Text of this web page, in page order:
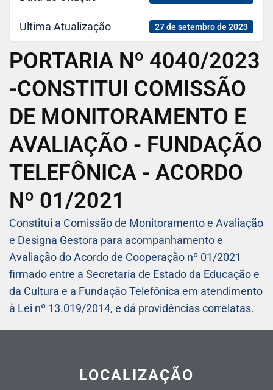
Ultima Atualização 27 de setembro de 2023
PORTARIA Nº 4040/2023
-CONSTITUI COMISSÃO
DE MONITORAMENTO E
AVALIAÇÃO - FUNDAÇÃO
TELEFÔNICA - ACORDO
Nº 01/2021
Constitui a Comissão de Monitoramento e Avaliação
e Designa Gestora para acompanhamento e
Avaliação do Acordo de Cooperação nº 01/2021
firmado entre a Secretaria de Estado da Educação e
da Cultura e a Fundação Telefônica em atendimento
à Lei nº 13.019/2014, e dá providências correlatas.
LOCALIZAÇÃO